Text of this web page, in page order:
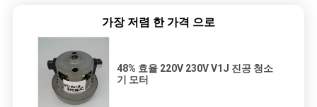
가장 저렴 한 가격 으로
48% 효율 220V 230V V1J 진공 청소
기 모터